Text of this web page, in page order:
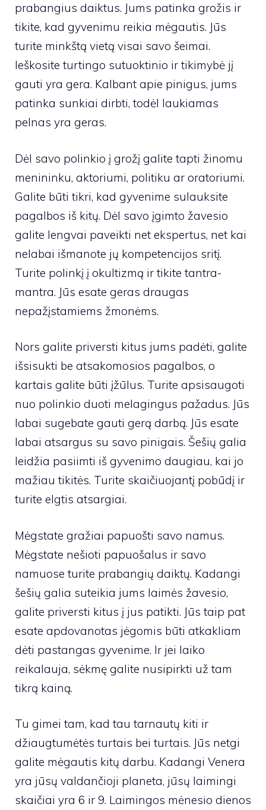
prabangius daiktus. Jums patinka grožis ir
tikite, kad gyvenimu reikia mėgautis. Jūs
turite minkštą vietą visai savo šeimai.
Ieškosite turtingo sutuoktinio ir tikimybė jį
gauti yra gera. Kalbant apie pinigus, jums
patinka sunkiai dirbti, todėl laukiamas
pelnas yra geras.
Dėl savo polinkio į grožį galite tapti žinomu
menininku, aktoriumi, politiku ar oratoriumi.
Galite būti tikri, kad gyvenime sulauksite
pagalbos iš kitų. Dėl savo įgimto žavesio
galite lengvai paveikti net ekspertus, net kai
nelabai išmanote jų kompetencijos sritį.
Turite polinkį į okultizmą ir tikite tantra-
mantra. Jūs esate geras draugas
nepažįstamiems žmonėms.
Nors galite priversti kitus jums padėti, galite
išsisukti be atsakomosios pagalbos, o
kartais galite būti įžūlus. Turite apsisaugoti
nuo polinkio duoti melagingus pažadus. Jūs
labai sugebate gauti gerą darbą. Jūs esate
labai atsargus su savo pinigais. Šešių galia
leidžia pasiimti iš gyvenimo daugiau, kai jo
mažiau tikitės. Turite skaičiuojantį pobūdį ir
turite elgtis atsargiai.
Mėgstate gražiai papuošti savo namus.
Mėgstate nešioti papuošalus ir savo
namuose turite prabangių daiktų. Kadangi
šešių galia suteikia jums laimės žavesio,
galite priversti kitus į jus patikti. Jūs taip pat
esate apdovanotas jėgomis būti atkakliam
dėti pastangas gyvenime. Ir jei laiko
reikalauja, sėkmę galite nusipirkti už tam
tikrą kainą.
Tu gimei tam, kad tau tarnautų kiti ir
džiaugtumėtės turtais bei turtais. Jūs netgi
galite mėgautis kitų darbu. Kadangi Venera
yra jūsų valdančioji planeta, jūsų laimingi
skaičiai yra 6 ir 9. Laimingos mėnesio dienos